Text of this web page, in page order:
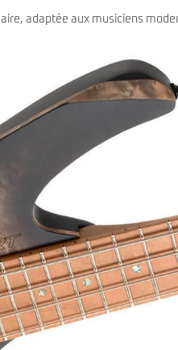
Kala
adaptée aux musiciens